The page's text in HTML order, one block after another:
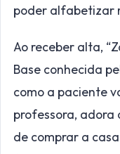
poder alfabetizar
Ao receber alta,
Base conhecida
como a paciente
professora, adora
de comprar a